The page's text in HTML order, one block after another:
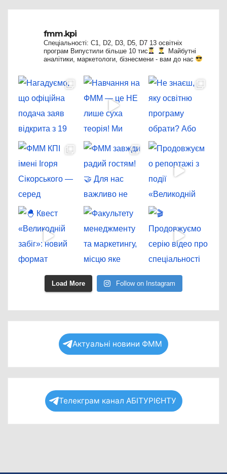
fmm.kpi
Спеціальності: C1, D2, D3, D5, D7 13 освітніх
програм Випустили більше 10 тис
Майбутні
аналітики, маркетологи, бізнесмени - вам до нас
Load More Follow on Instagram
Актуальні новини ФММ
Телекграм канал АБІТУРІЄНТУ